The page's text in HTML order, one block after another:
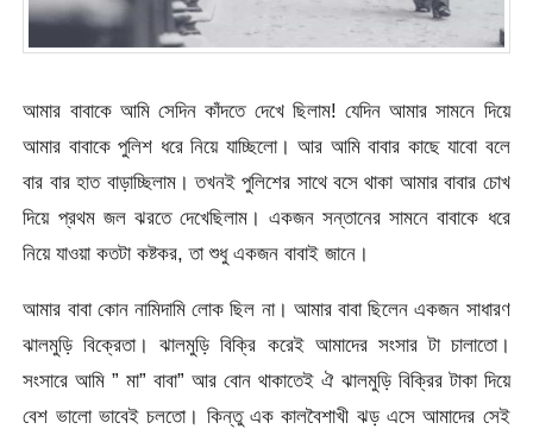
আমার বাবাকে আমি সেদিন কাঁদতে দেখে ছিলাম! যেদিন আমার সামনে দিয়ে
আমার বাবাকে পুলিশ ধরে নিয়ে যাচ্ছিলো। আর আমি বাবার কাছে যাবো বলে
বার বার হাত বাড়াচ্ছিলাম। তখনই পুলিশের সাথে বসে থাকা আমার বাবার চোখ
দিয়ে প্রথম জল ঝরতে দেখেছিলাম। একজন সন্তানের সামনে বাবাকে ধরে
নিয়ে যাওয়া কতটা কষ্টকর, তা শুধু একজন বাবাই জানে।
আমার বাবা কোন নামিদামি লোক ছিল না। আমার বাবা ছিলেন একজন সাধারণ
ঝালমুড়ি বিক্রেতা। ঝালমুড়ি বিক্রি করেই আমাদের সংসার টা চালাতো।
সংসারে আমি ” মা” বাবা” আর বোন থাকাতেই ঐ ঝালমুড়ি বিক্রির টাকা দিয়ে
বেশ ভালো ভাবেই চলতো। কিন্তু এক কালবৈশাখী ঝড় এসে আমাদের সেই